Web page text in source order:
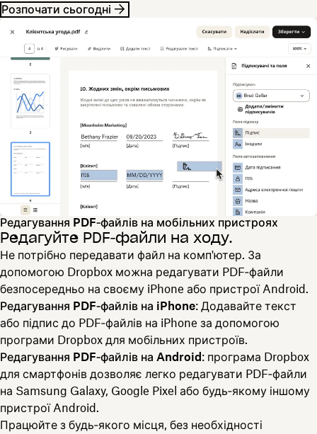
Розпочати сьогодні
Редагування PDF‑файлів на мобільних пристроях
Редагуйте PDF‑файли на ходу.
Не потрібно передавати файл на комп'ютер. За
допомогою Dropbox можна редагувати PDF‑файли
безпосередньо на своєму iPhone або пристрої Android.
Редагування PDF‑файлів на iPhone: Додавайте текст
або підпис до PDF‑файлів на iPhone за допомогою
програми Dropbox для мобільних пристроїв.
Редагування PDF‑файлів на Android: програма Dropbox
для смартфонів дозволяє легко редагувати PDF‑файли
на Samsung Galaxy, Google Pixel або будь‑якому іншому
пристрої Android.
Працюйте з будь‑якого місця, без необхідності